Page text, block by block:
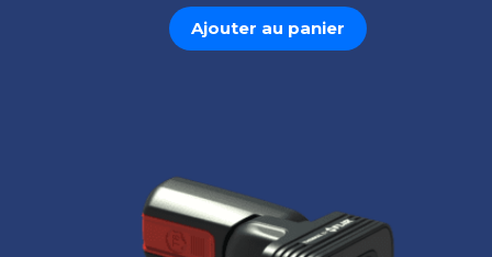
Ajouter au panier